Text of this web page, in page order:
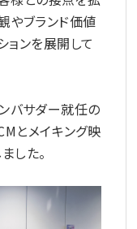
やブランド価値
ョンを展開して
バサダー就任の
とメイキング映
した。